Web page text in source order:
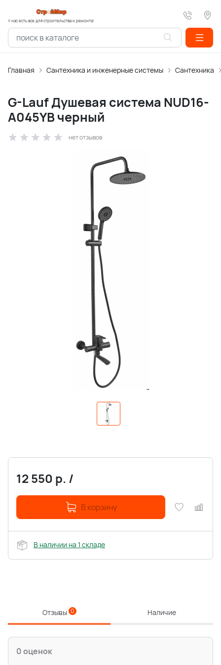
У нас есть все для строительства и ремонта!
Главная Сантехника и инженерные системы Сантехника
G-Lauf Душевая система NUD16-
A045YB черный
нет отзывов
12 550 р. /
В корзину
В наличии на 1 складе
Отзывы 0 Наличие
0 оценок